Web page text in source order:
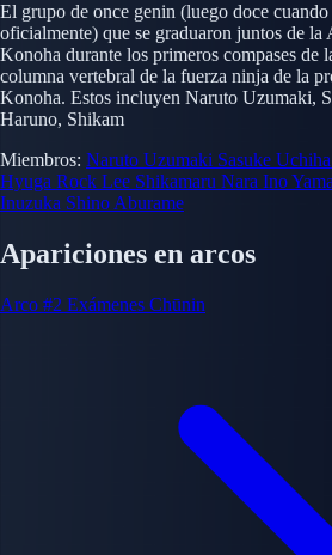
El grupo de once genin (luego doce
oficialmente) que se graduaron juntos de la
Konoha durante los primeros compases de
columna vertebral de la fuerza ninja de la
Konoha. Estos incluyen Naruto Uzumaki,
Haruno, Shikam
Miembros: Naruto Uzumaki Sasuke Uchiha
Hyuga Rock Lee Shikamaru Nara Ino
Inuzuka Shino Aburame
Apariciones en arcos
Arco #2 Exámenes Chūnin